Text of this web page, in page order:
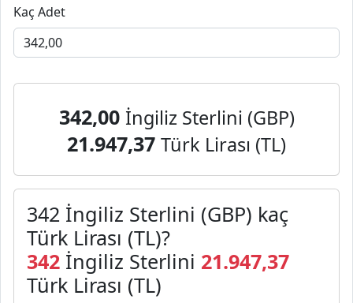
Kaç Adet
342,00 İngiliz Sterlini (GBP)
21.947,37 Türk Lirası (TL)
342 İngiliz Sterlini (GBP) kaç
Türk Lirası (TL)?
342 İngiliz Sterlini 21.947,37
Türk Lirası (TL)